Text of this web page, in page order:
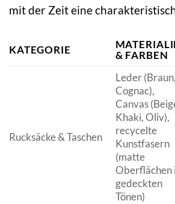
mit der Zeit eine
KATEGORIE
& FARBEN
Rucksäcke & Taschen
Leder (Braun,
Cognac),
Canvas
Khaki, Oliv),
recycelte
Kunstfasern
(matte
Oberflächen
gedeckten
Tönen)